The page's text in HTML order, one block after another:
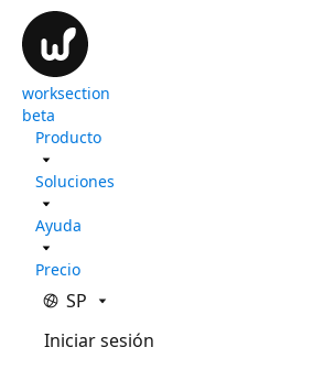
worksection
beta
Producto
Soluciones
Ayuda
Precio
SP
Iniciar sesión